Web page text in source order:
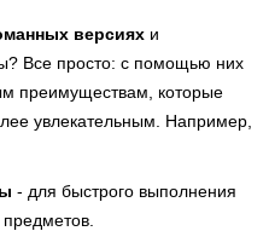
версиях и
Все просто: с помощью них
преимуществам, которые
увлекательным. Например,
- для быстрого выполнения